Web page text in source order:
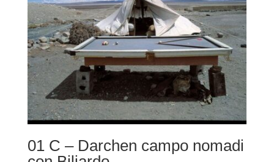
01 C – Darchen campo nomadi